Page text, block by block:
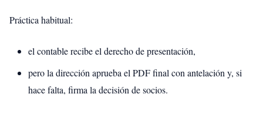
Práctica habitual:
el contable recibe el derecho de presentación,
pero la dirección aprueba el PDF final con antelación y, si
hace falta, firma la decisión de socios.